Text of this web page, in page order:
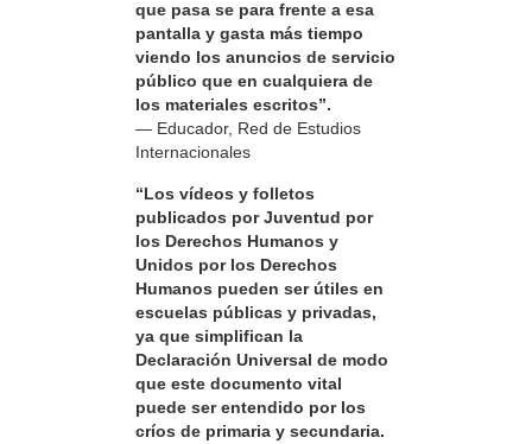
que pasa se para frente a esa
pantalla y gasta más tiempo
viendo los anuncios de servicio
público que en cualquiera de
los materiales escritos”.
— Educador, Red de Estudios
Internacionales
“Los vídeos y folletos
publicados por Juventud por
los Derechos Humanos y
Unidos por los Derechos
Humanos pueden ser útiles en
escuelas públicas y privadas,
ya que simplifican la
Declaración Universal de modo
que este documento vital
puede ser entendido por los
críos de primaria y secundaria.